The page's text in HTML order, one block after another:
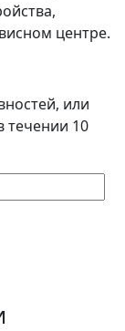
центре.
или
течении 10